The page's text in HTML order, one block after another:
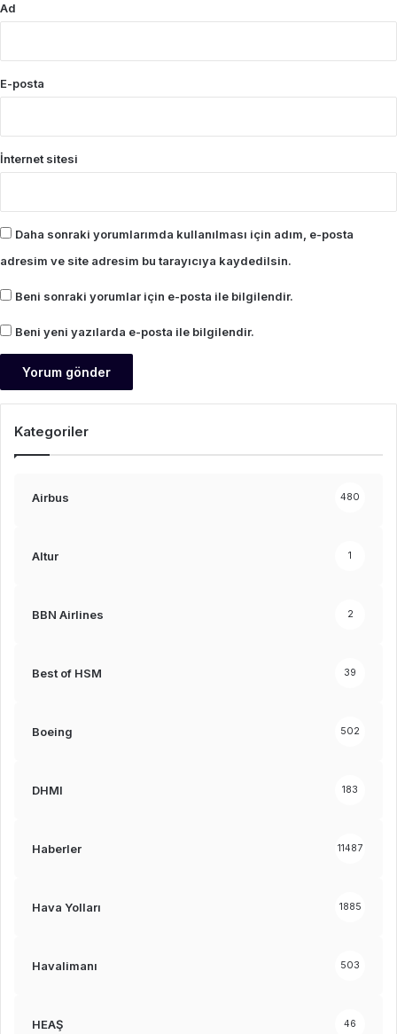
Ad
E-posta
İnternet sitesi
Daha sonraki yorumlarımda kullanılması için adım, e-posta
adresim ve site adresim bu tarayıcıya kaydedilsin.
Beni sonraki yorumlar için e-posta ile bilgilendir.
Beni yeni yazılarda e-posta ile bilgilendir.
Kategoriler
Airbus 480
Altur 1
BBN Airlines 2
Best of HSM 39
Boeing 502
DHMI 183
Haberler 11487
Hava Yolları 1885
Havalimanı 503
HEAŞ 46